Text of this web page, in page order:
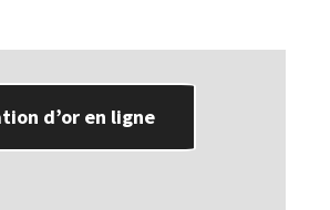
d’or en ligne